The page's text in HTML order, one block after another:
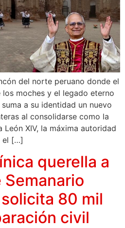
del norte peruano donde el
moches y el legado eterno
a su identidad un nuevo
al consolidarse como la
XIV, la máxima autoridad
el […]
querella a
80 mil
civil